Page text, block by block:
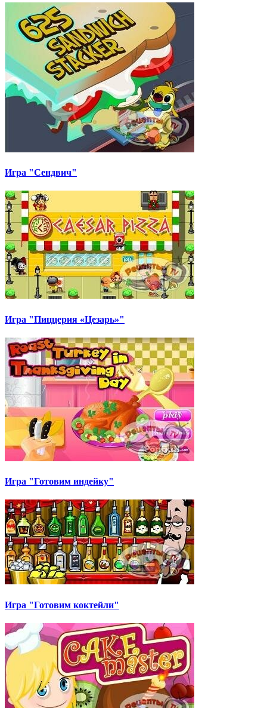
Игра "Сендвич"
Игра "Пиццерия «Цезарь»"
Игра "Готовим индейку"
Игра "Готовим коктейли"